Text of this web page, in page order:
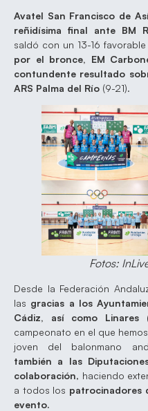
Avatel San Francisco de
reñidísima final ante BM
saldó con un 13-16
por el bronce, EM
contundente resultado
ARS Palma del Río (9-21).
Fotos:
Desde la Federación
las gracias a los
Cádiz, así como Linares
campeonato en el que
joven del balonmano
también a las
colaboración, haciendo
a todos los patrocinadores
evento.